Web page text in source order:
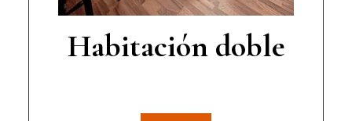
Habitación doble